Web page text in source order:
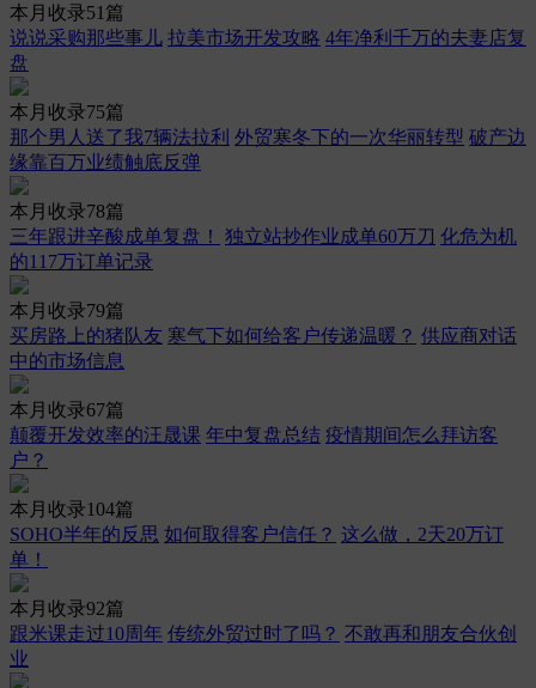
本月收录51篇
说说采购那些事儿 拉美市场开发攻略 4年净利千万的夫妻店复
盘
本月收录75篇
那个男人送了我7辆法拉利 外贸寒冬下的一次华丽转型 破产边
缘靠百万业绩触底反弹
本月收录78篇
三年跟进辛酸成单复盘！
独立站抄作业成单60万刀 化危为机
的117万订单记录
本月收录79篇
买房路上的猪队友 寒气下如何给客户传递温暖？ 供应商对话
中的市场信息
本月收录67篇
颠覆开发效率的汪晟课 年中复盘总结 疫情期间怎么拜访客
户？
本月收录104篇
SOHO半年的反思 如何取得客户信任？ 这么做，2天20万订
单！
本月收录92篇
跟米课走过10周年 传统外贸过时了吗？ 不敢再和朋友合伙创
业